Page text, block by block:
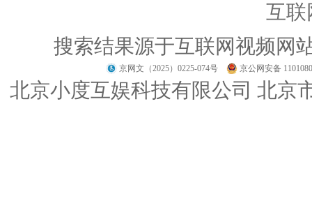
互联
搜索结果源于互联网视频网
京网文（2025）0225-074号 京公网安备
北京小度互娱科技有限公司 北京